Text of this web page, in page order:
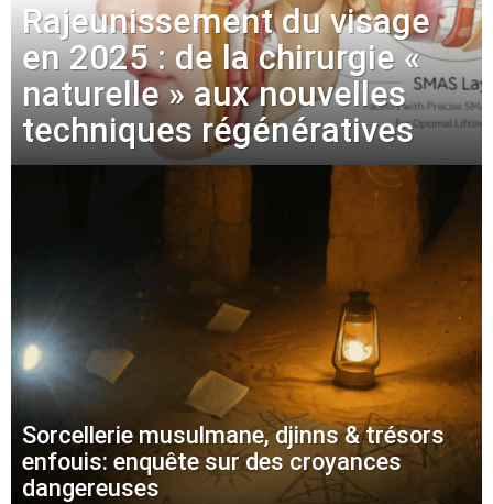
Rajeunissement du visage
en 2025 : de la chirurgie «
naturelle » aux nouvelles
techniques régénératives
Sorcellerie musulmane, djinns & trésors
enfouis: enquête sur des croyances
dangereuses